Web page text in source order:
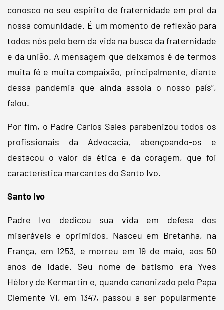
conosco no seu espírito de fraternidade em prol da
nossa comunidade. É um momento de reflexão para
todos nós pelo bem da vida na busca da fraternidade
e da união. A mensagem que deixamos é de termos
muita fé e muita compaixão, principalmente, diante
dessa pandemia que ainda assola o nosso país”,
falou.
Por fim, o Padre Carlos Sales parabenizou todos os
profissionais da Advocacia, abençoando-os e
destacou o valor da ética e da coragem, que foi
característica marcantes do Santo Ivo.
Santo Ivo
Padre Ivo dedicou sua vida em defesa dos
miseráveis e oprimidos. Nasceu em Bretanha, na
França, em 1253, e morreu em 19 de maio, aos 50
anos de idade. Seu nome de batismo era Yves
Hélory de Kermartin e, quando canonizado pelo Papa
Clemente VI, em 1347, passou a ser popularmente